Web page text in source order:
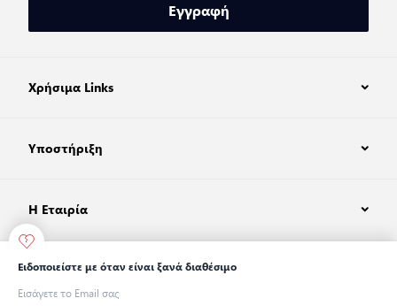
Ειδοποιείστε με όταν είναι ξανά διαθέσιμο
Εγγραφή
Χρήσιμα Links
Υποστήριξη
Η Εταιρία